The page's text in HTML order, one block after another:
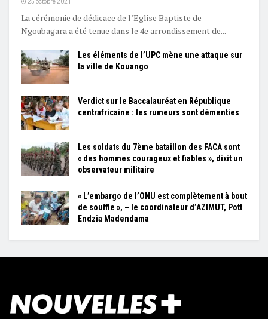
La cérémonie de dédicace de l’Eglise Baptiste de
Ngoubagara a été tenue dans le 4e arrondissement de...
Les éléments de l’UPC mène une attaque sur
la ville de Kouango
Verdict sur le Baccalauréat en République
centrafricaine : les rumeurs sont démenties
Les soldats du 7ème bataillon des FACA sont
« des hommes courageux et fiables », dixit un
observateur militaire
« L’embargo de l’ONU est complètement à bout
de souffle », – le coordinateur d’AZIMUT, Pott
Endzia Madendama